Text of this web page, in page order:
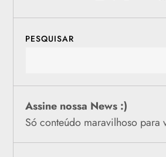
PESQUISAR
Assine nossa News :)
Só conteúdo maravilhoso para